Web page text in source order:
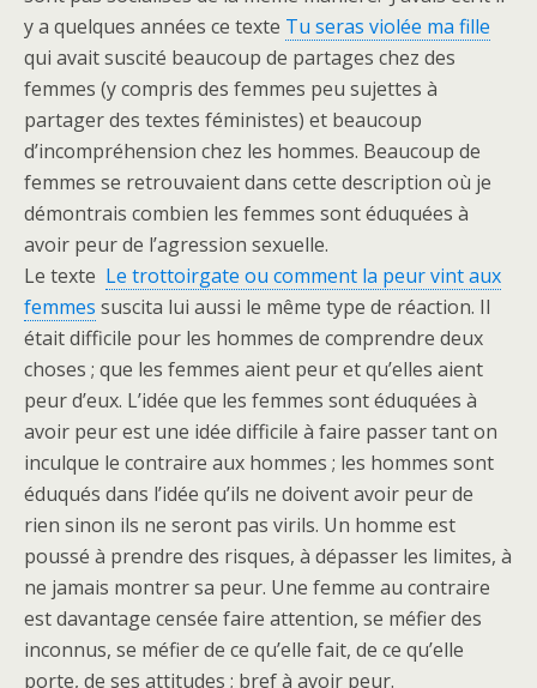
y a quelques années ce texte Tu seras violée ma fille
qui avait suscité beaucoup de partages chez des
femmes (y compris des femmes peu sujettes à
partager des textes féministes) et beaucoup
d’incompréhension chez les hommes. Beaucoup de
femmes se retrouvaient dans cette description où je
démontrais combien les femmes sont éduquées à
avoir peur de l’agression sexuelle.
Le texte Le trottoirgate ou comment la peur vint aux
femmes suscita lui aussi le même type de réaction. Il
était difficile pour les hommes de comprendre deux
choses ; que les femmes aient peur et qu’elles aient
peur d’eux. L’idée que les femmes sont éduquées à
avoir peur est une idée difficile à faire passer tant on
inculque le contraire aux hommes ; les hommes sont
éduqués dans l’idée qu’ils ne doivent avoir peur de
rien sinon ils ne seront pas virils. Un homme est
poussé à prendre des risques, à dépasser les limites, à
ne jamais montrer sa peur. Une femme au contraire
est davantage censée faire attention, se méfier des
inconnus, se méfier de ce qu’elle fait, de ce qu’elle
porte, de ses attitudes ; bref à avoir peur.